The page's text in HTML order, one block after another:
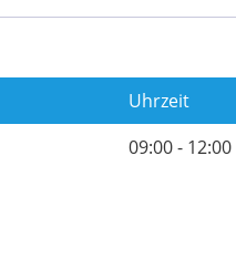
Uhrzeit
09:00 -